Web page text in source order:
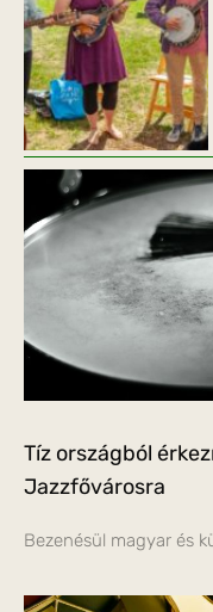
Tíz országból
Jazzfővárosra
Bezenésül magyar és